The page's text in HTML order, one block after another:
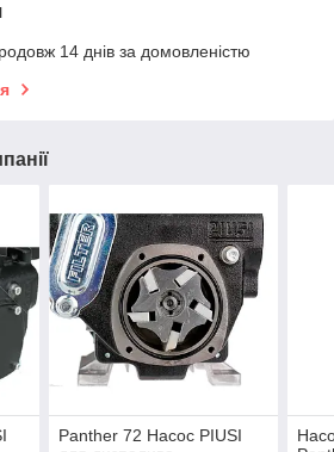
14 днів за домовленістю
Panther 72 Насос PIUSI